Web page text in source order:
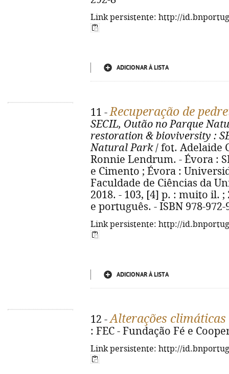
Link persistente: http://
ADICIONAR À LISTA
11 -Recuperação de
SECIL, Outão no Parque
restoration & bioviversity :
Natural Park/ fot. Adelaide
Ronnie Lendrum. - Évora :
e Cimento ; Évora :
Faculdade de Ciências da
2018. - 103, [4] p. : muito il.
e português. - ISBN 978-972-
Link persistente: http://
ADICIONAR À LISTA
12 -Alterações climáticas
: FEC - Fundação Fé e
Link persistente: http://